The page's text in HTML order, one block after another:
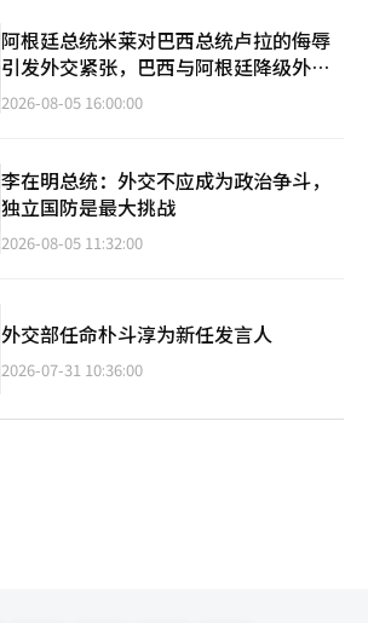
阿根廷总统米莱对巴西总统卢拉的侮辱
引发外交紧张，巴西与阿根廷降级外交
关系
2026-08-05 16:00:00
李在明总统：外交不应成为政治争斗，
独立国防是最大挑战
2026-08-05 11:32:00
外交部任命朴斗淳为新任发言人
2026-07-31 10:36:00